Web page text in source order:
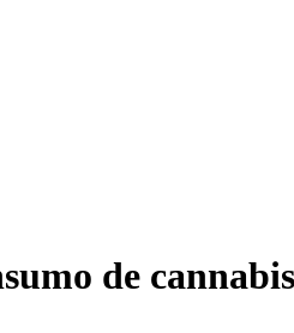
de